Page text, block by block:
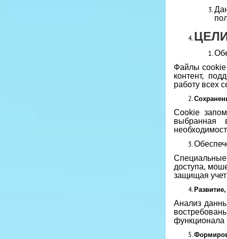
Файлы cookie
контент,
работу всех
Cookie
выбранная
доступа,
защищая
Анализ
функционала